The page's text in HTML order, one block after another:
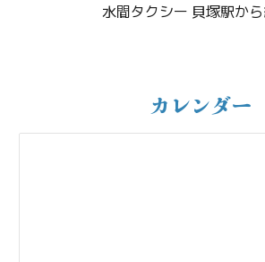
水間タクシー 貝塚駅か
カレンダー